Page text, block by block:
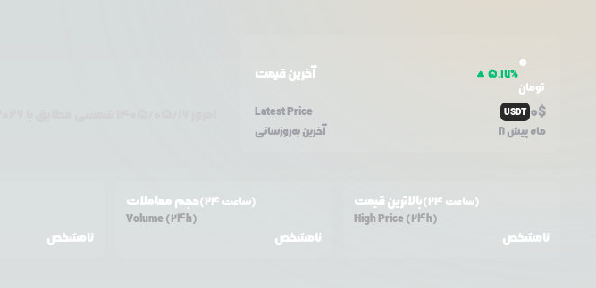
آخرین قیمت 5.17%
0
تومان
Latest Price
USDT 0$
آخرین به‌روزسانی 8 ماه پیش
نامشخص
حجم معاملات
(24 ساعت)
Volume (24h)
نامشخص
بالاترین قیمت
(24 ساعت)
High Price (24h)
نامشخص